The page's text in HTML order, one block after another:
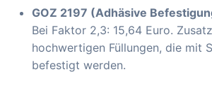
GOZ 2197 (Adhäsive
Bei Faktor 2,3: 15,64 Euro.
hochwertigen Füllungen, die mit
befestigt werden.